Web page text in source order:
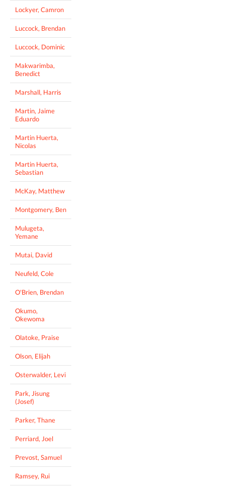
Lockyer, Camron
Luccock, Brendan
Luccock, Dominic
Makwarimba,
Benedict
Marshall, Harris
Martin, Jaime
Eduardo
Martin Huerta,
Nicolas
Martin Huerta,
Sebastian
McKay, Matthew
Montgomery, Ben
Mulugeta,
Yemane
Mutai, David
Neufeld, Cole
O'Brien, Brendan
Okumo,
Okewoma
Olatoke, Praise
Olson, Elijah
Osterwalder, Levi
Park, Jisung
(Josef)
Parker, Thane
Perriard, Joel
Prevost, Samuel
Ramsey, Rui